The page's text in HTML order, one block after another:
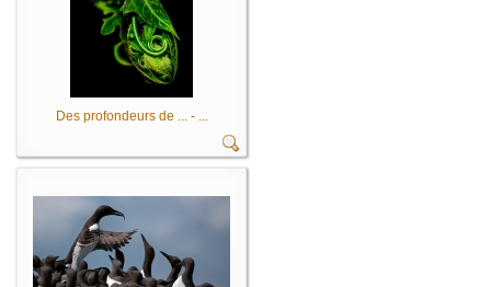
Des profondeurs de ... - ...